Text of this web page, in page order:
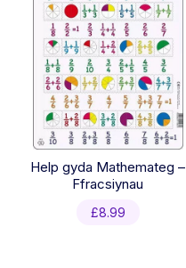
Help gyda Mathemateg –
Ffracsiynau
£8.99